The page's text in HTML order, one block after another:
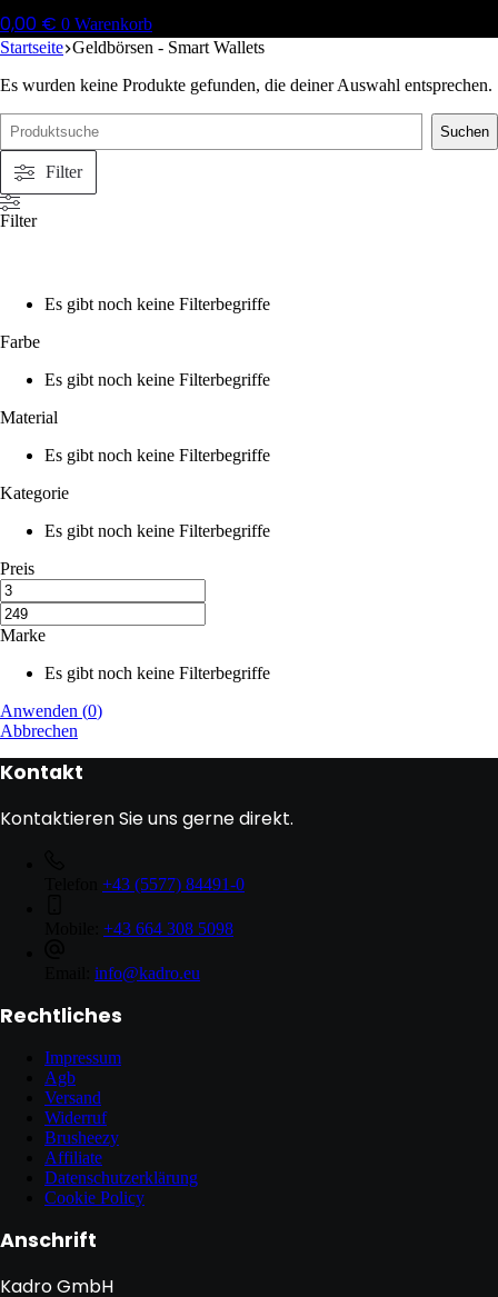
0,00 € 0 Warenkorb
Startseite Geldbörsen - Smart Wallets
Es wurden keine Produkte gefunden, die deiner Auswahl entsprechen.
Suche
Suchen
Filter
Filter
Es gibt noch keine Filterbegriffe
Farbe
Es gibt noch keine Filterbegriffe
Material
Es gibt noch keine Filterbegriffe
Kategorie
Es gibt noch keine Filterbegriffe
Preis
Marke
Es gibt noch keine Filterbegriffe
Anwenden (0)
Abbrechen
Kontakt
Kontaktieren Sie uns gerne direkt.
+43 (5577) 84491-0
+43 664 308 5098
info@kadro.eu
Rechtliches
Impressum
Agb
Versand
Widerruf
Brusheezy
Affiliate
Datenschutzerklärung
Cookie Policy
Anschrift
Kadro GmbH